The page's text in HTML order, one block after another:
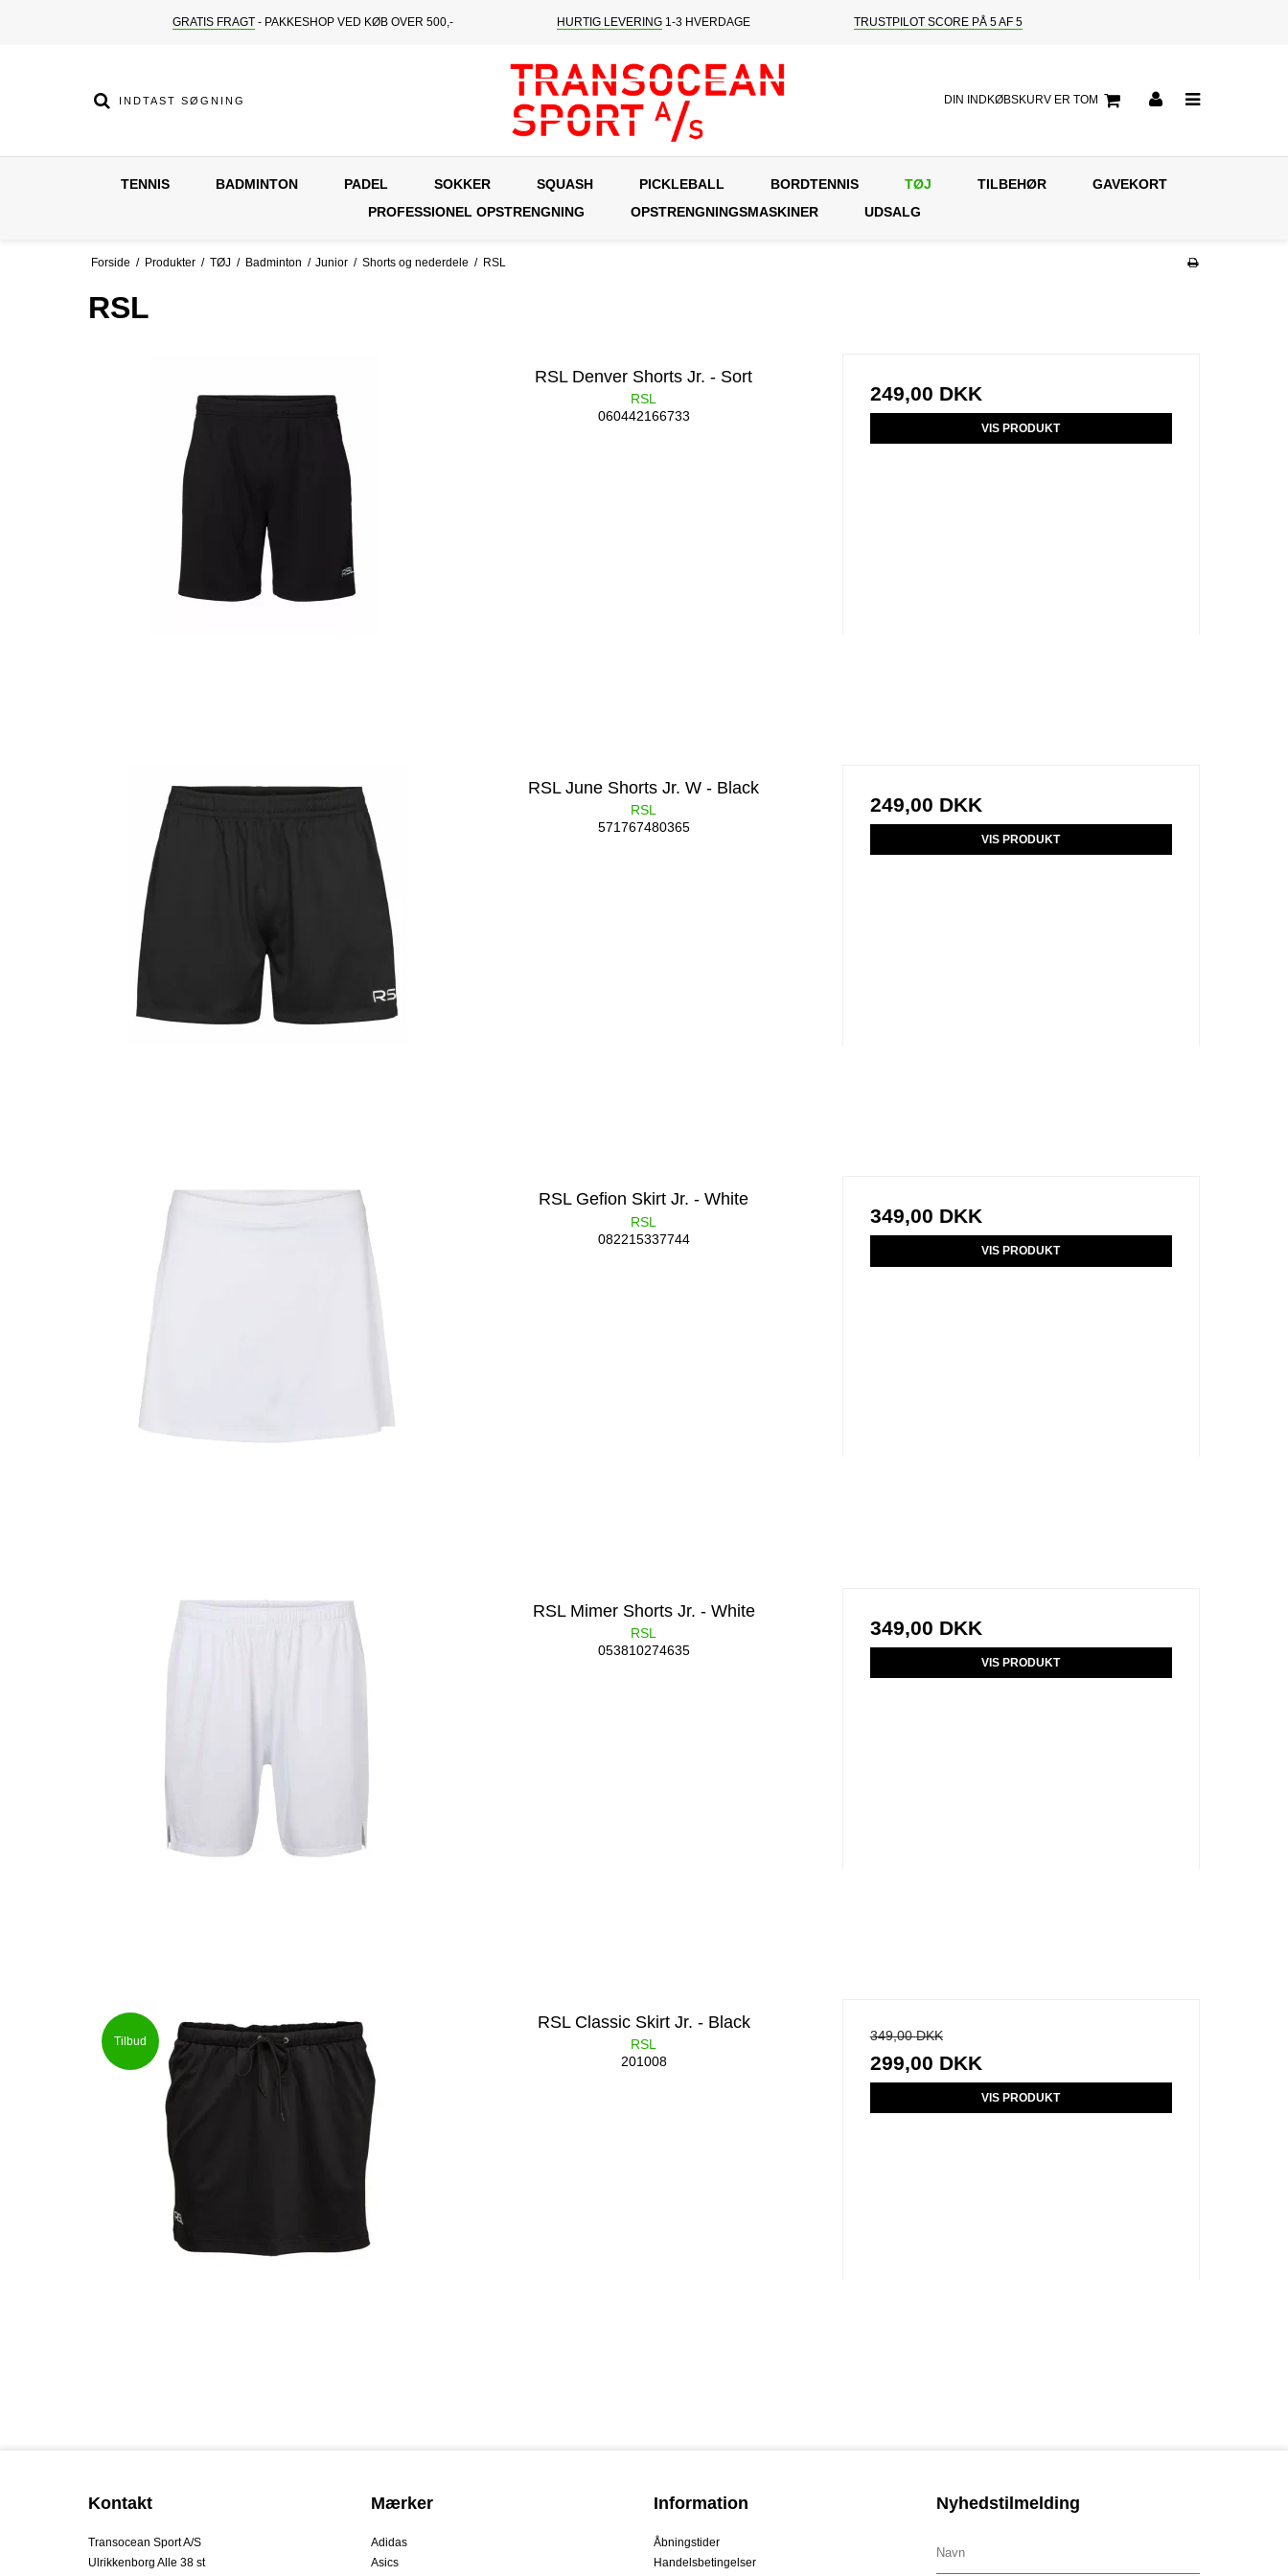
GRATIS FRAGT- PAKKESHOP VED KØB OVER 500,- HURTIG LEVERING1-3 HVERDAGE TRUSTPILOT SCORE PÅ 5 AF 5
DIN INDKØBSKURV ER TOM
TENNIS BADMINTON PADEL SOKKER SQUASH PICKLEBALL BORDTENNIS TØJ TILBEHØR
GAVEKORT
PROFESSIONEL OPSTRENGNING
OPSTRENGNINGSMASKINER UDSALG
Forside / Produkter / TØJ / Badminton / Junior / Shorts og nederdele / RSL
RSL
RSL Denver Shorts Jr. - Sort
RSL
060442166733
249,00 DKK
VIS PRODUKT
RSL June Shorts Jr. W - Black
RSL
571767480365
249,00 DKK
VIS PRODUKT
RSL Gefion Skirt Jr. - White
RSL
082215337744
349,00 DKK
VIS PRODUKT
RSL Mimer Shorts Jr. - White
RSL
053810274635
349,00 DKK
VIS PRODUKT
Tilbud
RSL Classic Skirt Jr. - Black
RSL
201008
349,00 DKK
299,00 DKK
VIS PRODUKT
Kontakt
Transocean Sport A/S
Ulrikkenborg Alle 38 st
Mærker
Adidas
Asics
Information
Åbningstider
Handelsbetingelser
Nyhedstilmelding